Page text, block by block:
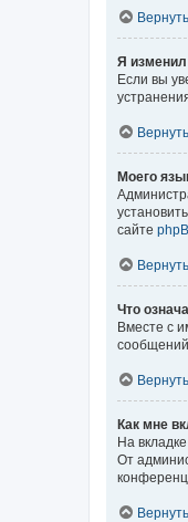
Я изменил
Если вы
Моего
сайте
Что
Вместе с
сообщений
Как мне
На
От